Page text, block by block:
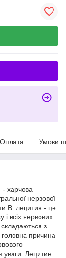
Оплата Умови
- харчова
нервової
В. лецитин - це
і всіх нервових
з
головна причина
уваги. Лецитин